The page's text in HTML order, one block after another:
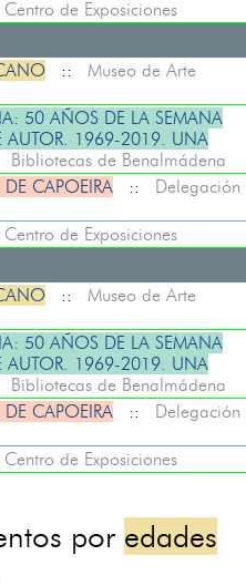
Centro de Exposiciones
:: Museo de Arte
50 AÑOS DE LA SEMANA
AUTOR. 1969-2019. UNA
Bibliotecas de Benalmádena
CAPOEIRA :: Delegación
Centro de Exposiciones
:: Museo de Arte
50 AÑOS DE LA SEMANA
AUTOR. 1969-2019. UNA
Bibliotecas de Benalmádena
CAPOEIRA :: Delegación
Centro de Exposiciones
por edades